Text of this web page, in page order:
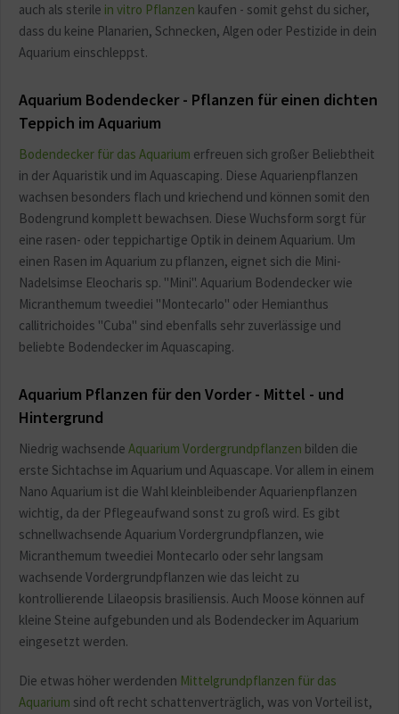
auch als sterile in vitro Pflanzen kaufen - somit gehst du sicher,
dass du keine Planarien, Schnecken, Algen oder Pestizide in dein
Aquarium einschleppst.
Aquarium Bodendecker - Pflanzen für einen dichten
Teppich im Aquarium
Bodendecker für das Aquarium erfreuen sich großer Beliebtheit
in der Aquaristik und im Aquascaping. Diese Aquarienpflanzen
wachsen besonders flach und kriechend und können somit den
Bodengrund komplett bewachsen. Diese Wuchsform sorgt für
eine rasen- oder teppichartige Optik in deinem Aquarium. Um
einen Rasen im Aquarium zu pflanzen, eignet sich die Mini-
Nadelsimse Eleocharis sp. "Mini". Aquarium Bodendecker wie
Micranthemum tweediei "Montecarlo" oder Hemianthus
callitrichoides "Cuba" sind ebenfalls sehr zuverlässige und
beliebte Bodendecker im Aquascaping.
Aquarium Pflanzen für den Vorder - Mittel - und
Hintergrund
Niedrig wachsende Aquarium Vordergrundpflanzen bilden die
erste Sichtachse im Aquarium und Aquascape. Vor allem in einem
Nano Aquarium ist die Wahl kleinbleibender Aquarienpflanzen
wichtig, da der Pflegeaufwand sonst zu groß wird. Es gibt
schnellwachsende Aquarium Vordergrundpflanzen, wie
Micranthemum tweediei Montecarlo oder sehr langsam
wachsende Vordergrundpflanzen wie das leicht zu
kontrollierende Lilaeopsis brasiliensis. Auch Moose können auf
kleine Steine aufgebunden und als Bodendecker im Aquarium
eingesetzt werden.
Die etwas höher werdenden Mittelgrundpflanzen für das
Aquarium sind oft recht schattenverträglich, was von Vorteil ist,